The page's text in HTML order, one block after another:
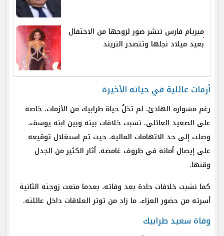
ميريام فارس تنشر صور لزوجها من الاحتفال
بعيد ميلاد نجلها وتتصدر التريند
أزمات عائلية في حياته الأخيرة
رغم مشواره الهادئ، لم تخلُ حياة طرابيك من الأزمات، خاصة
على الصعيد العائلي. نشبت خلافات بينه وبين ابنه يوسف،
وصلت إلى حد الاتهامات المالية، حيث تم استغلال توقيعه
على إيصال أمانة في ظروف غامضة، أثار الكثير من الجدل
وقتها.
كما نشبت خلافات حادة بعد وفاته، بعدما منعت زوجته الثانية
أسرته من حضور العزاء، ما زاد من توتر العلاقات داخل عائلته.
وفاة سعيد طرابيك